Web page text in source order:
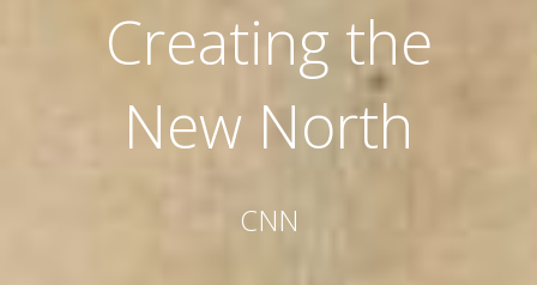
Creating the
New North
CNN